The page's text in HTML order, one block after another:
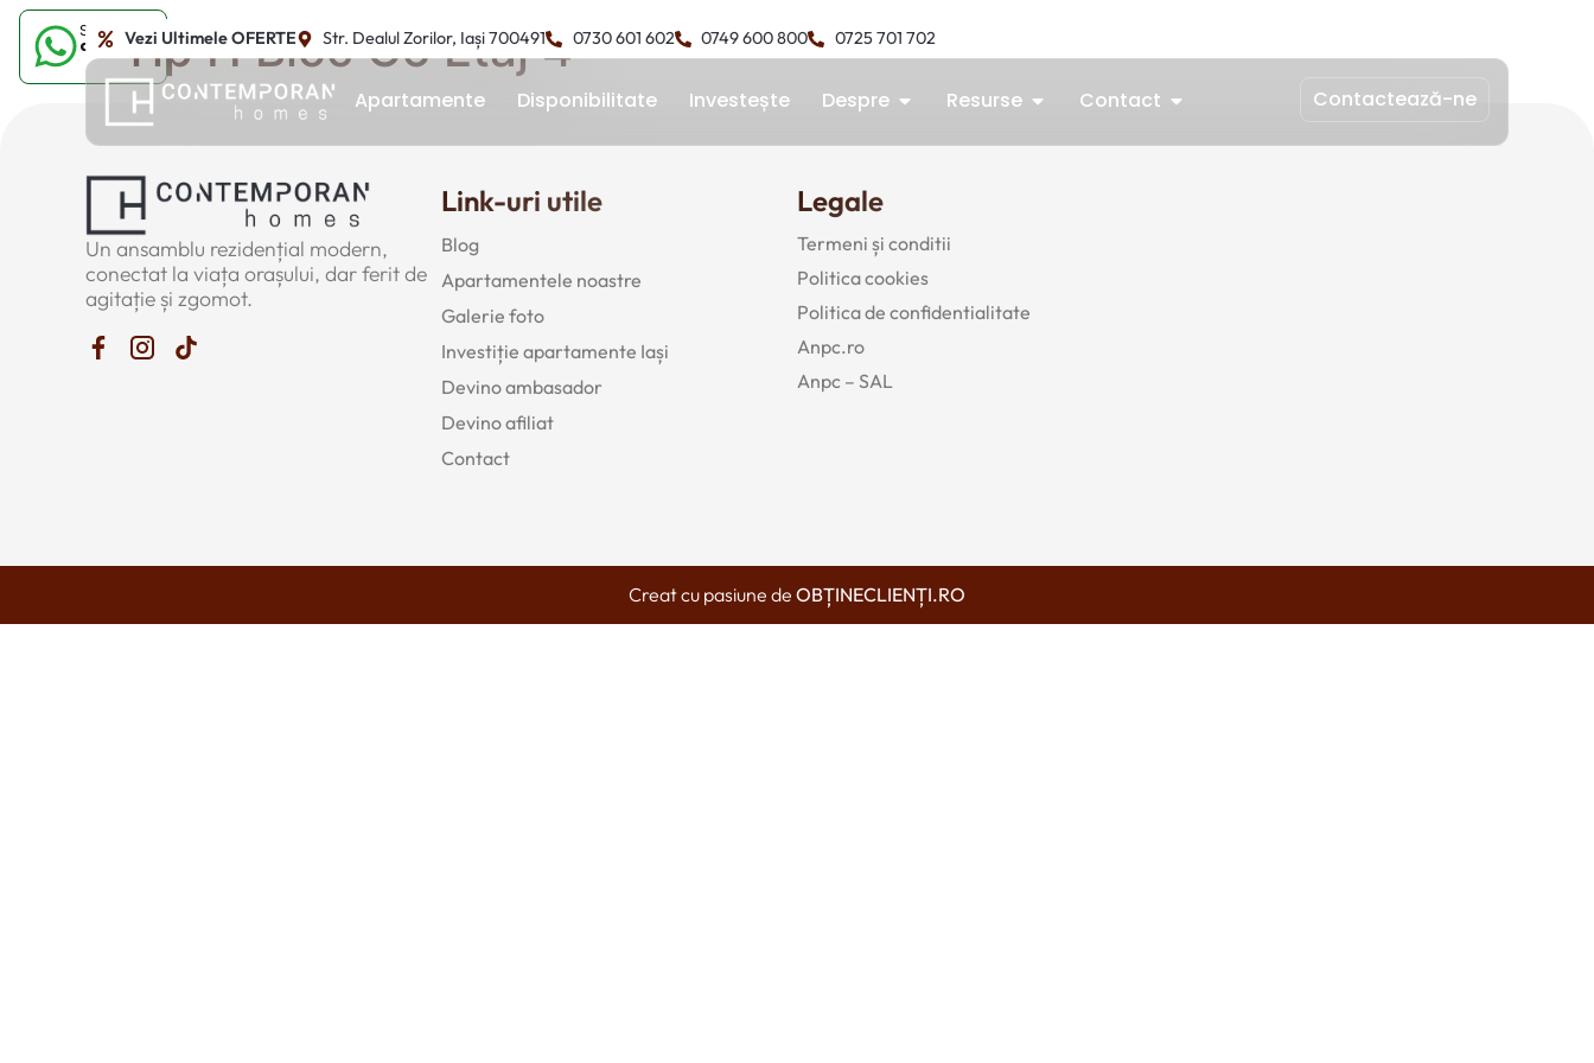
Vezi Ultimele OFERTE Str. Dealul Zorilor, Iași 700491 0730 601 602 0749 600 800 0725 701 702
Apartamente Disponibilitate Investește Despre Resurse Contact Contactează-ne
Tip H Bloc C6 Etaj 4
Sună-ne
acum
Un ansamblu rezidențial modern,
conectat la viața orașului, dar ferit de
agitație și zgomot.
Link-uri utile
Blog
Apartamentele noastre
Galerie foto
Investiție apartamente Iași
Devino ambasador
Devino afiliat
Contact
Legale
Termeni și conditii
Politica cookies
Politica de confidentialitate
Anpc.ro
Anpc – SAL
Creat cu pasiune de OBȚINECLIENȚI.RO